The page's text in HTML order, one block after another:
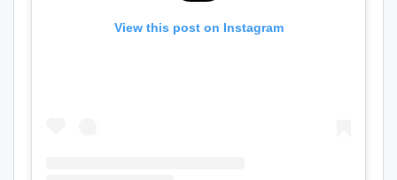
View this post on Instagram